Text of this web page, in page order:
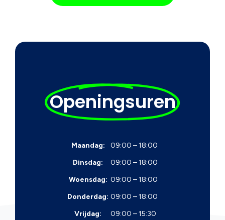
Openingsuren
Maandag:
09:00 – 18:00
Dinsdag:
09:00 – 18:00
Woensdag: 09:00 – 18:00
Donderdag: 09:00 – 18:00
Vrijdag:
09:00 – 15:30